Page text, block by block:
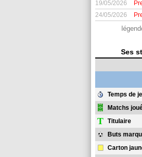
19/05/2026
24/05/2026
Ses
Temps de
Matchs
T Titulaire
Buts
Carton